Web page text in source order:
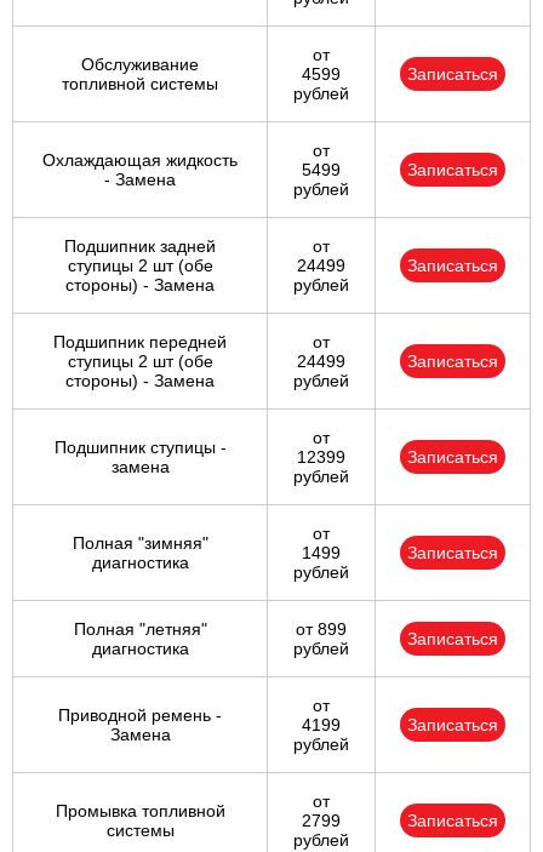
Обслуживание
топливной системы
от
4599
рублей
Записаться
Охлаждающая жидкость
- Замена
от
5499
рублей
Записаться
Подшипник задней
ступицы 2 шт (обе
стороны) - Замена
от
24499
рублей
Записаться
Подшипник передней
ступицы 2 шт (обе
стороны) - Замена
от
24499
рублей
Записаться
Подшипник ступицы -
замена
от
12399
рублей
Записаться
Полная "зимняя"
диагностика
от
1499
рублей
Записаться
Полная "летняя"
диагностика
от 899
рублей
Записаться
Приводной ремень -
Замена
от
4199
рублей
Записаться
Промывка топливной
системы
от
2799
рублей
Записаться